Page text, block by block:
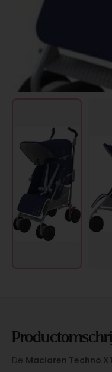
De Maclaren Techno